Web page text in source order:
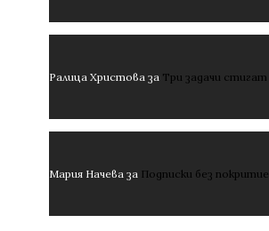
Ралица Христова за Три задачи стигат
Мария Начева за Подписки без покритие